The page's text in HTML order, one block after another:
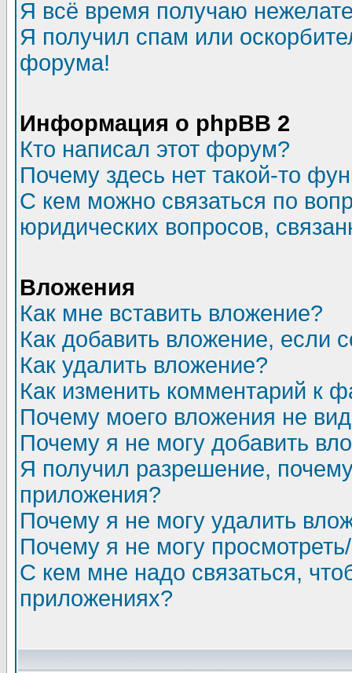
Я всё время получаю
Я получил спам или
форума!
Информация о phpBB 2
Кто написал этот форум?
Почему здесь нет такой-то
С кем можно связаться по
юридических вопросов,
Вложения
Как мне вставить вложение?
Как добавить вложение, если
Как удалить вложение?
Как изменить комментарий к
Почему моего вложения не
Почему я не могу добавить
Я получил разрешение,
приложения?
Почему я не могу удалить
Почему я не могу
С кем мне надо связаться,
приложениях?